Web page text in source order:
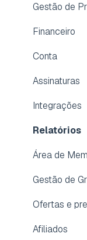
Assinatura
Conta
Dúvidas
Aplicativo
Gestão de
Financeiro
Conta
Assinaturas
Integrações
Relatórios
Área de
Gestão de
Ofertas e
Afiliados